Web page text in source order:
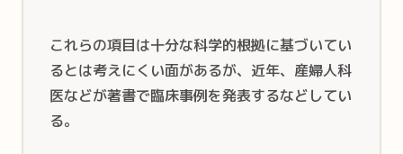
これらの項目は十分な科学的根拠に基づいてい
るとは考えにくい面があるが、近年、産婦人科
医などが著書で臨床事例を発表するなどしてい
る。